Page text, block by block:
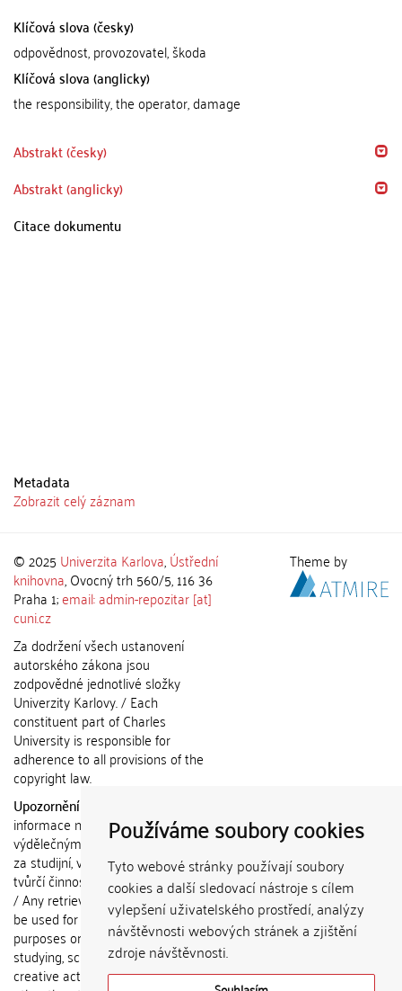
Používáme soubory cookies
Tyto webové stránky používají soubory
cookies a další sledovací nástroje s cílem
vylepšení uživatelského prostředí, analýzy
návštěvnosti webových stránek a zjištění
zdroje návštěvnosti.
Klíčová slova (česky)
odpovědnost, provozovatel, škoda
Klíčová slova (anglicky)
the responsibility, the operator, damage
Abstrakt (česky)
Abstrakt (anglicky)
Citace dokumentu
Metadata
Zobrazit celý záznam
© 2025 Univerzita Karlova,Ústřední
knihovna, Ovocný trh 560/5, 116 36
Praha 1;email: admin-repozitar [at]
cuni.cz
Za dodržení všech ustanovení
autorského zákona jsou
zodpovědné jednotlivé složky
Univerzity Karlovy. / Each
constituent part of Charles
University is responsible for
adherence to all provisions of the
copyright law.
Upozornění / Notice:
informace nemohou být použity k
výdělečným účelům nebo vydávány
za studijní, vědeckou nebo jinou
tvůrčí činnost jiné osoby než autora.
/ Any retrieved information shall not
be used for any commercial
purposes or claimed as results of
studying, scientific or any other
creative activities of any person
Theme by